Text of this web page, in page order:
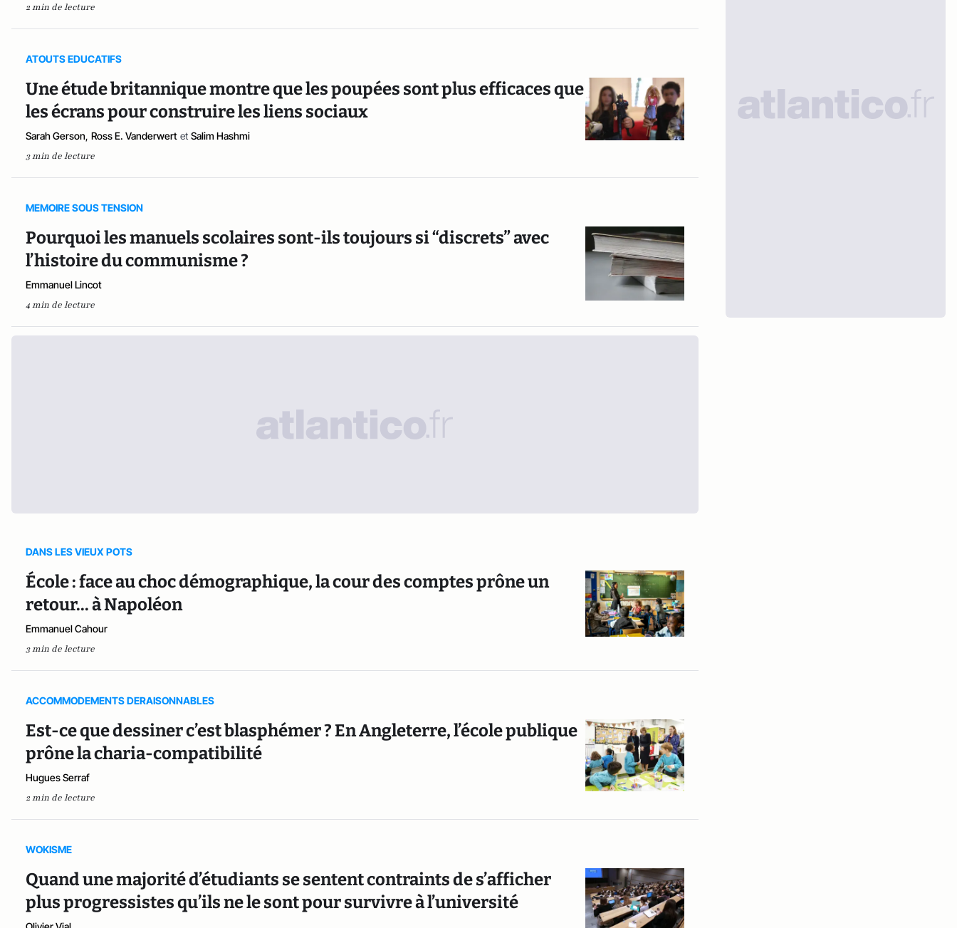
2 min de lecture
ATOUTS EDUCATIFS
Une étude britannique montre que les poupées sont plus efficaces que
les écrans pour construire les liens sociaux
Sarah Gerson, Ross E. Vanderwert et Salim Hashmi
3 min de lecture
MEMOIRE SOUS TENSION
Pourquoi les manuels scolaires sont-ils toujours si “discrets” avec
l’histoire du communisme ?
Emmanuel Lincot
4 min de lecture
DANS LES VIEUX POTS
École : face au choc démographique, la cour des comptes prône un
retour... à Napoléon
Emmanuel Cahour
3 min de lecture
ACCOMMODEMENTS DERAISONNABLES
Est-ce que dessiner c’est blasphémer ? En Angleterre, l’école publique
prône la charia-compatibilité
Hugues Serraf
2 min de lecture
WOKISME
Quand une majorité d’étudiants se sentent contraints de s’afficher
plus progressistes qu’ils ne le sont pour survivre à l’université